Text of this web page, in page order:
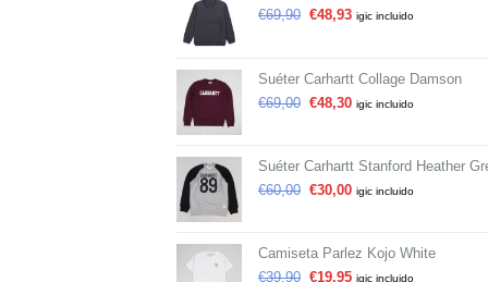
€69,90 €48,93 igic incluido
Suéter Carhartt Collage Damson
€69,00 €48,30 igic incluido
Suéter Carhartt Stanford Heather
€60,00 €30,00 igic incluido
Camiseta Parlez Kojo White
€39,90 €19,95 igic incluido